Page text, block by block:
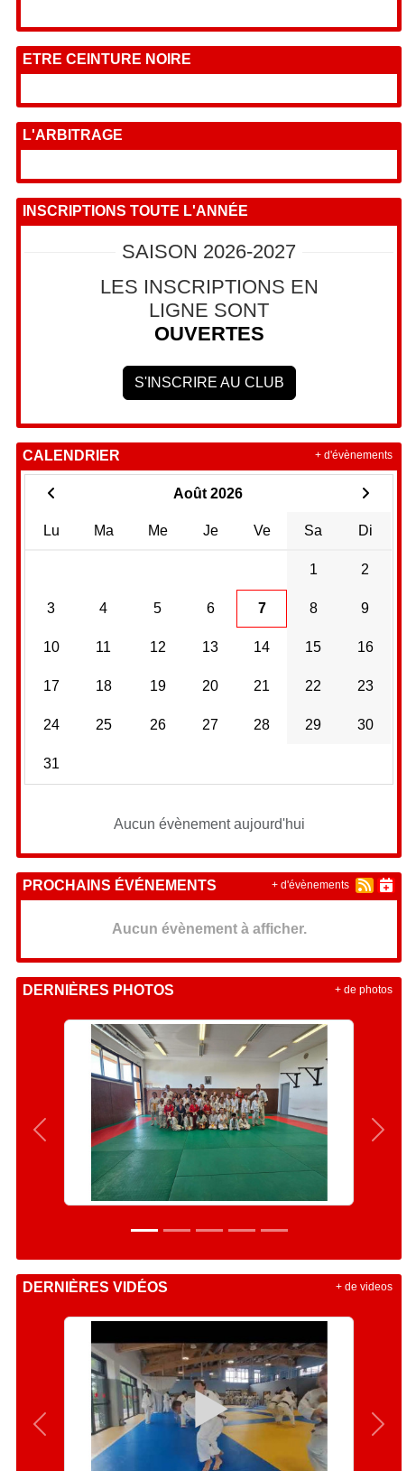
ETRE CEINTURE NOIRE
L'ARBITRAGE
INSCRIPTIONS TOUTE L'ANNÉE
SAISON 2026-2027
LES INSCRIPTIONS EN
LIGNE SONT
OUVERTES
S'INSCRIRE AU CLUB
CALENDRIER
Août 2026
Lu Ma Me Je Ve Sa Di
1 2
3 4 5 6 7 8 9
10 11 12 13 14 15 16
17 18 19 20 21 22 23
24 25 26 27 28 29 30
31
Aucun évènement aujourd'hui
+ d'évènements
PROCHAINS ÉVÉNEMENTS
Aucun évènement à afficher.
+ d'évènements
DERNIÈRES PHOTOS
Précedent
+ de photos
DERNIÈRES VIDÉOS
Précedent
+ de videos